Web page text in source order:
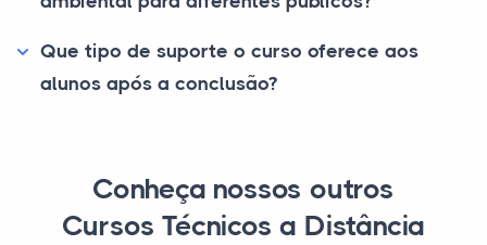
Que tipo de suporte o curso oferece aos
alunos após a conclusão?
Conheça nossos outros
Cursos Técnicos a Distância